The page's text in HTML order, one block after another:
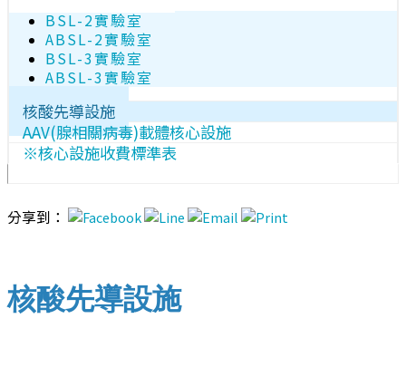
BSL-2實驗室
ABSL-2實驗室
BSL-3實驗室
ABSL-3實驗室
核酸先導設施
AAV(腺相關病毒)載體核心設施
※核心設施收費標準表
分享到：
核酸先導設施